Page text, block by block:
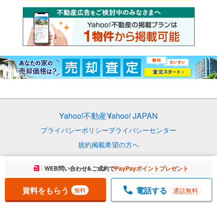
お気に入りに追加しました。 一覧を開く
WEB問い合わせ&ご成約でPayPayポイントプレゼント
資料をもらう 無料 電話する 通話無料
Yahoo!不動産Yahoo! JAPAN
プライバシーポリシープライバシーセンター
規約掲載希望の方へ
免責事項ご意見・ご要望ヘルプ
© LY Corporation